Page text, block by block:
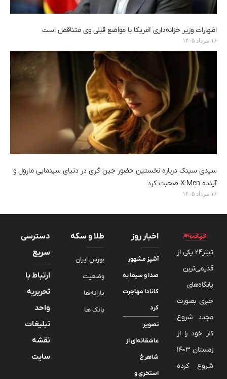
اظهارات وزیر خزانه‌داری آمریکا با مواضع قبلی وی متناقض است
۱۶ مرداد ۱۴۰۵
سیدی سینک درباره نخستین حضور جین گری در دنیای سینمایی مارول و
آینده X-Men صحبت کرد
۱۶ مرداد ۱۴۰۵
تیتر24 یکی از
قدیمی‌ترین
پایگاه‌های
خبری بصورت
مجدد شروع
کار خود را از
زمستان 1403
شروع کرده
اخبار روز
آشپز مشهور
صدا و سیما به
کانادا مهاجرت
کرد
تصویر
عاشقانه‌ای از
شاهرخ
استخری و
طلا و سکه
بورس ایران
وضعیت
یارانه‌ها
بانک ها
دسترسی
سریع
ارتباط با
تحریریه
واحد
تبلیغات
نقشه
سایت